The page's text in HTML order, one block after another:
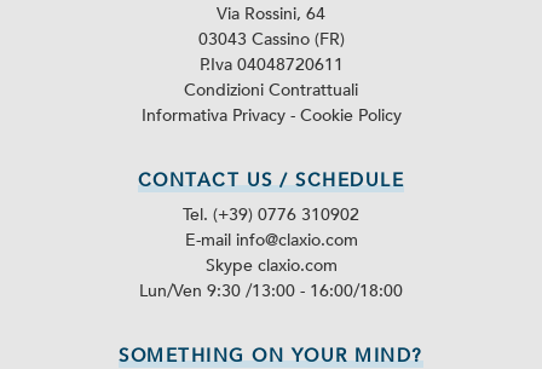
Via Rossini, 64
03043 Cassino (FR)
P.Iva 04048720611
Condizioni Contrattuali
Informativa Privacy - Cookie Policy
CONTACT US / SCHEDULE
Tel. (+39) 0776 310902
E-mail info@claxio.com
Skype claxio.com
Lun/Ven 9:30 /13:00 - 16:00/18:00
SOMETHING ON YOUR MIND?